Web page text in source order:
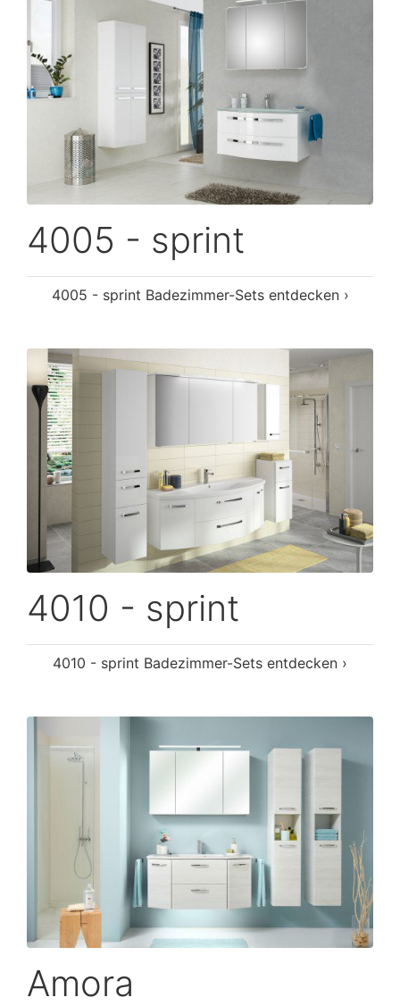
4005 - sprint
4005 - sprint Badezimmer-Sets entdecken ›
4010 - sprint
4010 - sprint Badezimmer-Sets entdecken ›
Amora